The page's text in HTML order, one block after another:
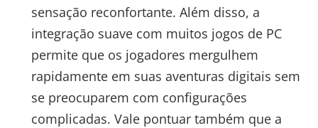
sensação reconfortante. Além disso, a
integração suave com muitos jogos de PC
permite que os jogadores mergulhem
rapidamente em suas aventuras digitais sem
se preocuparem com configurações
complicadas. Vale pontuar também que a